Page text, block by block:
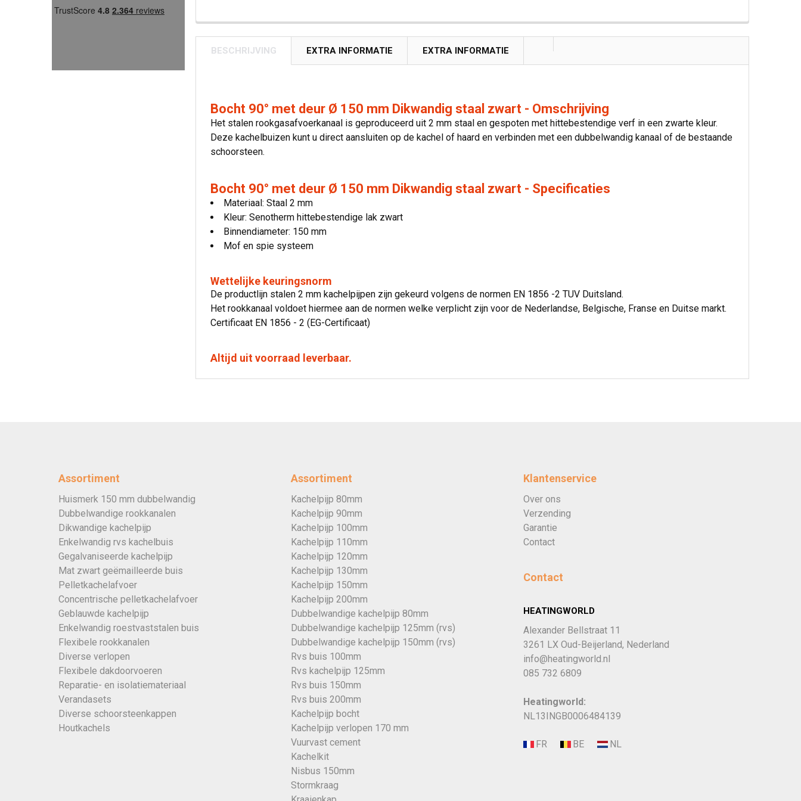
BESCHRIJVING EXTRA INFORMATIE EXTRA INFORMATIE
Bocht 90° met deur Ø 150 mm Dikwandig staal zwart - Omschrijving
Het stalen rookgasafvoerkanaal is geproduceerd uit 2 mm staal en gespoten met hittebestendige verf in een zwarte kleur.
Deze kachelbuizen kunt u direct aansluiten op de kachel of haard en verbinden met een dubbelwandig kanaal of de bestaande
schoorsteen.
Bocht 90° met deur Ø 150 mm Dikwandig staal zwart - Specificaties
Materiaal: Staal 2 mm
Kleur: Senotherm hittebestendige lak zwart
Binnendiameter: 150 mm
Mof en spie systeem
Wettelijke keuringsnorm
De productlijn stalen 2 mm kachelpijpen zijn gekeurd volgens de normen EN 1856 -2 TUV Duitsland.
Het rookkanaal voldoet hiermee aan de normen welke verplicht zijn voor de Nederlandse, Belgische, Franse en Duitse markt.
Certificaat EN 1856 - 2 (EG-Certificaat)
Altijd uit voorraad leverbaar.
Assortiment
Huismerk 150 mm dubbelwandig
Dubbelwandige rookkanalen
Dikwandige kachelpijp
Enkelwandig rvs kachelbuis
Gegalvaniseerde kachelpijp
Mat zwart geëmailleerde buis
Pelletkachelafvoer
Concentrische pelletkachelafvoer
Geblauwde kachelpijp
Enkelwandig roestvaststalen buis
Flexibele rookkanalen
Diverse verlopen
Flexibele dakdoorvoeren
Reparatie- en isolatiemateriaal
Verandasets
Diverse schoorsteenkappen
Houtkachels
Assortiment
Kachelpijp 80mm
Kachelpijp 90mm
Kachelpijp 100mm
Kachelpijp 110mm
Kachelpijp 120mm
Kachelpijp 130mm
Kachelpijp 150mm
Kachelpijp 200mm
Dubbelwandige kachelpijp 80mm
Dubbelwandige kachelpijp 125mm (rvs)
Dubbelwandige kachelpijp 150mm (rvs)
Rvs buis 100mm
Rvs kachelpijp 125mm
Rvs buis 150mm
Rvs buis 200mm
Kachelpijp bocht
Kachelpijp verlopen 170 mm
Vuurvast cement
Kachelkit
Nisbus 150mm
Stormkraag
Klantenservice
Over ons
Verzending
Garantie
Contact
Contact
HEATINGWORLD
Alexander Bellstraat 11
3261 LX Oud-Beijerland, Nederland
info@heatingworld.nl
085 732 6809
Heatingworld:
NL13INGB0006484139